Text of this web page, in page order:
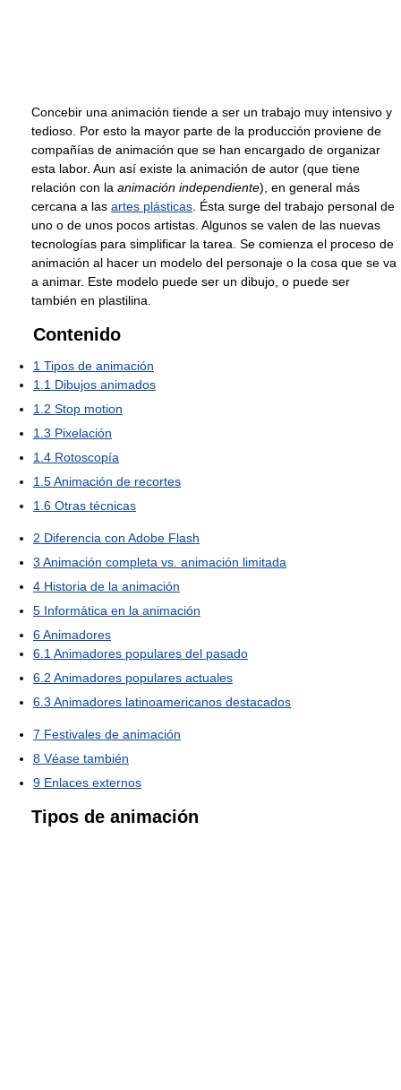
Concebir una animación tiende a ser un trabajo muy intensivo y
tedioso. Por esto la mayor parte de la producción proviene de
compañías de animación que se han encargado de organizar
esta labor. Aun así existe la animación de autor (que tiene
relación con la animación independiente), en general más
cercana a las artes plásticas . Ésta surge del trabajo personal de
uno o de unos pocos artistas. Algunos se valen de las nuevas
tecnologías para simplificar la tarea. Se comienza el proceso de
animación al hacer un modelo del personaje o la cosa que se va
a animar. Este modelo puede ser un dibujo, o puede ser
también en plastilina.
Contenido
1 Tipos de animación
1.1 Dibujos animados
1.2 Stop motion
1.3 Pixelación
1.4 Rotoscopía
1.5Animación de recortes
1.6 Otras técnicas
2 Diferencia con Adobe Flash
3 Animación completa vs. animación limitada
4 Historia de la animación
5 Informática en la animación
6Animadores
6.1 Animadores populares del pasado
6.2 Animadores populares actuales
6.3 Animadores latinoamericanos destacados
7 Festivales de animación
8 Véase también
9 Enlaces externos
Tipos de animación